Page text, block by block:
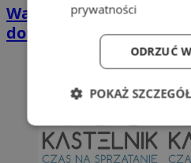
Wakacyjny wypoczynek
domkach
prywatności
ODRZUĆ
POKAŻ
Niezbędne